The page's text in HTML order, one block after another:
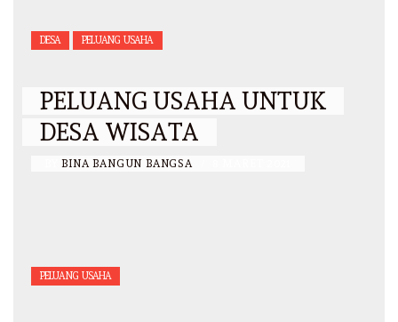
DESA PELUANG USAHA
PELUANG USAHA UNTUK
DESA WISATA
BINA BANGUN BANGSA
PELUANG USAHA